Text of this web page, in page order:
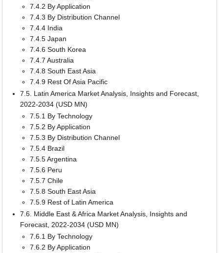
7.4.2 By Application
7.4.3 By Distribution Channel
7.4.4 India
7.4.5 Japan
7.4.6 South Korea
7.4.7 Australia
7.4.8 South East Asia
7.4.9 Rest Of Asia Pacific
7.5. Latin America Market Analysis, Insights and Forecast,
2022-2034 (USD MN)
7.5.1 By Technology
7.5.2 By Application
7.5.3 By Distribution Channel
7.5.4 Brazil
7.5.5 Argentina
7.5.6 Peru
7.5.7 Chile
7.5.8 South East Asia
7.5.9 Rest of Latin America
7.6. Middle East & Africa Market Analysis, Insights and
Forecast, 2022-2034 (USD MN)
7.6.1 By Technology
7.6.2 By Application